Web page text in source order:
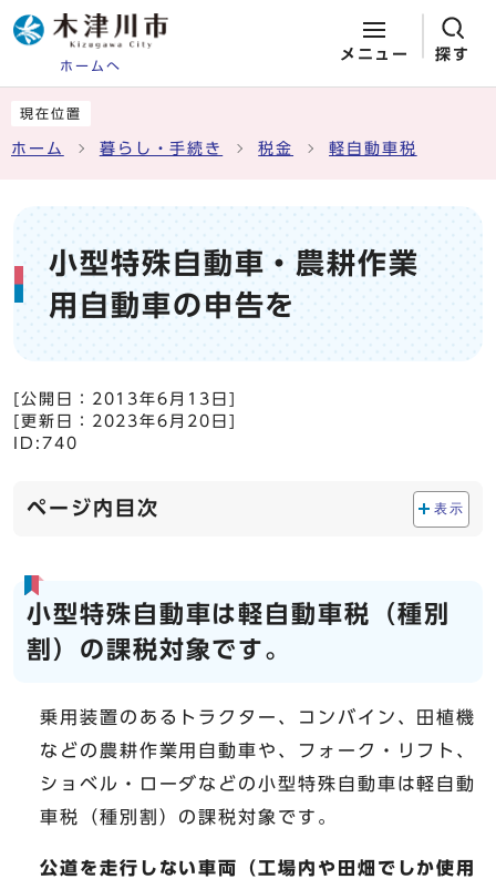
ホームへ
メニュー 探す
現在位置
ホーム 暮らし・手続き 税金 軽自動車税
小型特殊自動車・農耕作業
用自動車の申告を
[公開日： 2013年6月13日
[更新日： 2023年6月20日
ID:740
ページ内目次 表示
小型特殊自動車は軽自動車税（種別
割）の課税対象です。
乗用装置のあるトラクター、コンバイン、田植機
などの農耕作業用自動車や、フォーク・リフト、
ショベル・ローダなどの小型特殊自動車は軽自動
車税（種別割）の課税対象です。
公道を走行しない車両（工場内や田畑でしか使用